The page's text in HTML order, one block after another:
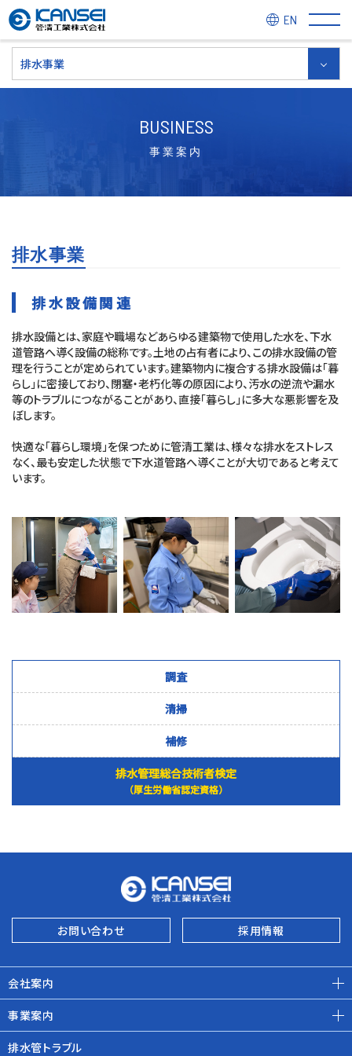
EN
BUSINESS
事業案内
排水事業
排水事業
排水設備関連
排水設備とは、家庭や職場などあらゆる建築物で使用した水を、下水
道管路へ導く設備の総称です。土地の占有者により、この排水設備の管
理を行うことが定められています。建築物内に複合する排水設備は「暮
らし」に密接しており、閉塞・老朽化等の原因により、汚水の逆流や漏水
等のトラブルにつながることがあり、直接「暮らし」に多大な悪影響を及
ぼします。
快適な「暮らし環境」を保つために管清工業は、様々な排水をストレス
なく、最も安定した状態で下水道管路へ導くことが大切であると考えて
います。
調査
清掃
補修
排水管理総合技術者検定
（厚生労働省認定資格）
お問い合わせ 採用情報
会社案内
事業案内
排水管トラブル